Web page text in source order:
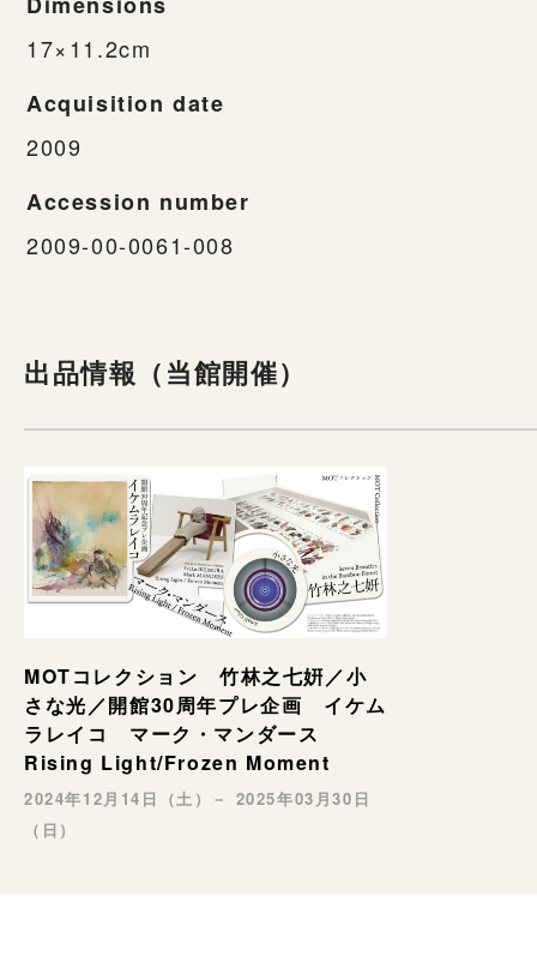
17×11.2cm
Acquisition date
2009
Accession number
2009-00-0061-008
出品情報（当館開催）
MOTコレクション 竹林之七姸／小
さな光／開館30周年プレ企画 イケム
ラレイコ マーク・マンダース
Rising Light/Frozen Moment
2024年12月14日（土）－ 2025年03月30日
（日）